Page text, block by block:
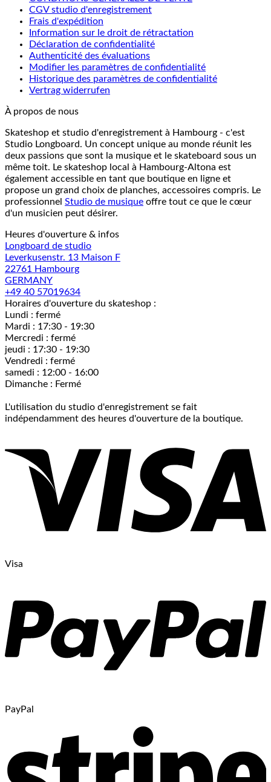
CGV studio d'enregistrement
Frais d'expédition
Information sur le droit de rétractation
Déclaration de confidentialité
Authenticité des évaluations
Modifier les paramètres de confidentialité
Historique des paramètres de confidentialité
Vertrag widerrufen
À propos de nous
Skateshop et studio d'enregistrement à Hambourg - c'est
Studio Longboard. Un concept unique au monde réunit les
deux passions que sont la musique et le skateboard sous un
même toit. Le skateshop local à Hambourg-Altona est
également accessible en tant que boutique en ligne et
propose un grand choix de planches, accessoires compris. Le
professionnel Studio de musique offre tout ce que le cœur
d'un musicien peut désirer.
Heures d'ouverture & infos
Longboard de studio
Leverkusenstr. 13 Maison F
22761 Hambourg
GERMANY
+49 40 57019634
Horaires d'ouverture du skateshop :
Lundi : fermé
Mardi : 17:30 - 19:30
Mercredi : fermé
jeudi : 17:30 - 19:30
Vendredi : fermé
samedi : 12:00 - 16:00
Dimanche : Fermé
L'utilisation du studio d'enregistrement se fait
indépendamment des heures d'ouverture de la boutique.
Visa
PayPal